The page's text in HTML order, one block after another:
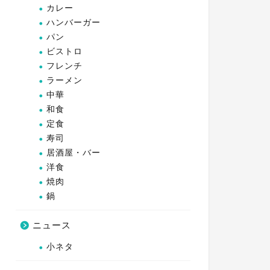
カレー
ハンバーガー
パン
ビストロ
フレンチ
ラーメン
中華
和食
定食
寿司
居酒屋・バー
洋食
焼肉
鍋
ニュース
小ネタ